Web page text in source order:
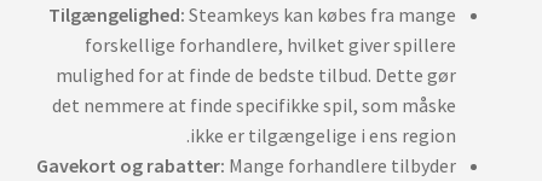
Tilgængelighed: Steamkeys kan købes fra mange
forskellige forhandlere, hvilket giver spillere
mulighed for at finde de bedste tilbud. Dette gør
det nemmere at finde specifikke spil, som måske
ikke er tilgængelige i ens region.
Gavekort og rabatter: Mange forhandlere tilbyder